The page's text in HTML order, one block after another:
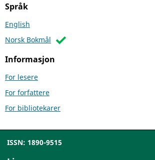
Språk
English
Norsk Bokmål
Informasjon
For lesere
For forfattere
For bibliotekarer
ISSN: 1890-9515